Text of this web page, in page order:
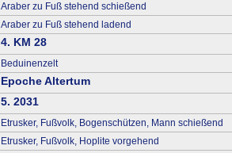
Araber zu Fuß stehend schießend
Araber zu Fuß stehend ladend
4. KM 28
Beduinenzelt
Epoche Altertum
5. 2031
Etrusker, Fußvolk, Bogenschützen, Mann schießend
Etrusker, Fußvolk, Hoplite vorgehend